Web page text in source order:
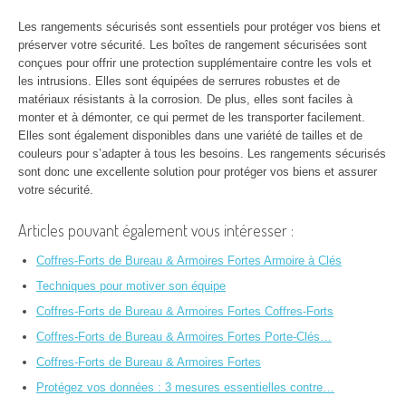
Les rangements sécurisés sont essentiels pour protéger vos biens et
préserver votre sécurité. Les boîtes de rangement sécurisées sont
conçues pour offrir une protection supplémentaire contre les vols et
les intrusions. Elles sont équipées de serrures robustes et de
matériaux résistants à la corrosion. De plus, elles sont faciles à
monter et à démonter, ce qui permet de les transporter facilement.
Elles sont également disponibles dans une variété de tailles et de
couleurs pour s’adapter à tous les besoins. Les rangements sécurisés
sont donc une excellente solution pour protéger vos biens et assurer
votre sécurité.
Articles pouvant également vous intéresser :
Coffres-Forts de Bureau & Armoires Fortes Armoire à Clés
Techniques pour motiver son équipe
Coffres-Forts de Bureau & Armoires Fortes Coffres-Forts
Coffres-Forts de Bureau & Armoires Fortes Porte-Clés…
Coffres-Forts de Bureau & Armoires Fortes
Protégez vos données : 3 mesures essentielles contre…